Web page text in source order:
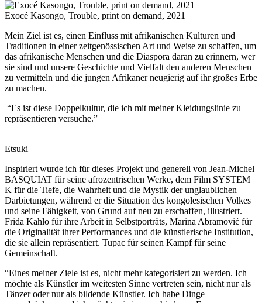
Exocé Kasongo, Trouble, print on demand, 2021
Mein Ziel ist es, einen Einfluss mit afrikanischen Kulturen und
Traditionen in einer zeitgenössischen Art und Weise zu schaffen, um
das afrikanische Menschen und die Diaspora daran zu erinnern, wer
sie sind und unsere Geschichte und Vielfalt den anderen Menschen
zu vermitteln und die jungen Afrikaner neugierig auf ihr großes Erbe
zu machen.
“Es ist diese Doppelkultur, die ich mit meiner Kleidungslinie zu
repräsentieren versuche.”
Etsuki
Inspiriert wurde ich für dieses Projekt und generell von Jean-Michel
BASQUIAT für seine afrozentrischen Werke, dem Film SYSTEM
K für die Tiefe, die Wahrheit und die Mystik der unglaublichen
Darbietungen, während er die Situation des kongolesischen Volkes
und seine Fähigkeit, von Grund auf neu zu erschaffen, illustriert.
Frida Kahlo für ihre Arbeit in Selbstporträts, Marina Abramović für
die Originalität ihrer Performances und die künstlerische Institution,
die sie allein repräsentiert. Tupac für seinen Kampf für seine
Gemeinschaft.
“Eines meiner Ziele ist es, nicht mehr kategorisiert zu werden. Ich
möchte als Künstler im weitesten Sinne vertreten sein, nicht nur als
Tänzer oder nur als bildende Künstler. Ich habe Dinge